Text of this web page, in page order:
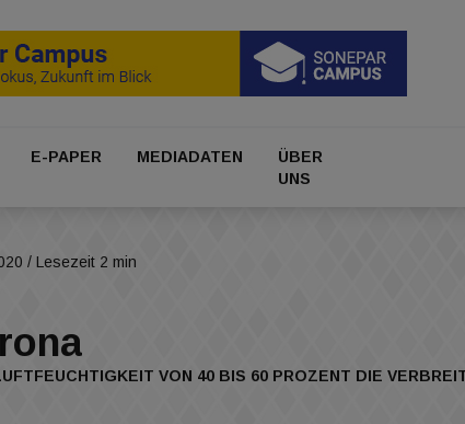
E-PAPER MEDIADATEN
ÜBER
UNS
/ Lesezeit 2 min
VON 40 BIS 60 PROZENT DIE